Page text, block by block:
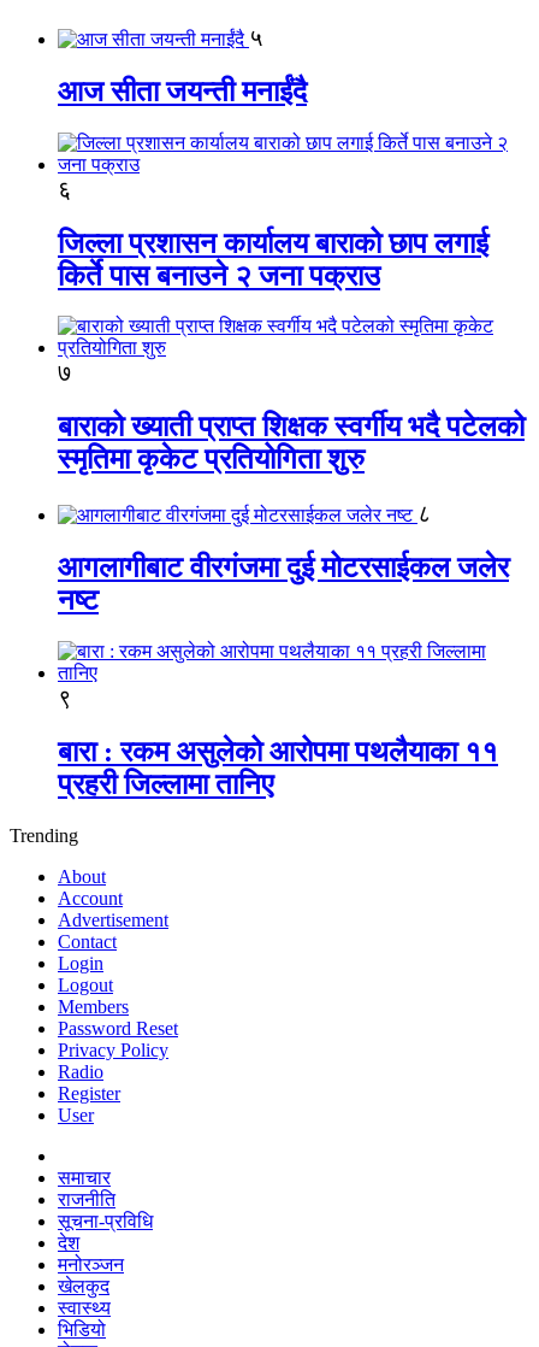
५
आज सीता जयन्ती मनाईंदै
६
जिल्ला प्रशासन कार्यालय बाराको छाप लगाई
किर्ते पास बनाउने २ जना पक्राउ
७
बाराको ख्याती प्राप्त शिक्षक स्वर्गीय भदै पटेलको
स्मृतिमा कृकेट प्रतियोगिता शुरु
८
आगलागीबाट वीरगंजमा दुई मोटरसाईकल जलेर
नष्ट
९
बारा : रकम असुलेको आरोपमा पथलैयाका ११
प्रहरी जिल्लामा तानिए
Trending
About
Account
Advertisement
Contact
Login
Logout
Members
Password Reset
Privacy Policy
Radio
Register
User
समाचार
राजनीति
सूचना-प्रविधि
देश
मनोरञ्जन
खेलकुद
स्वास्थ्य
भिडियो